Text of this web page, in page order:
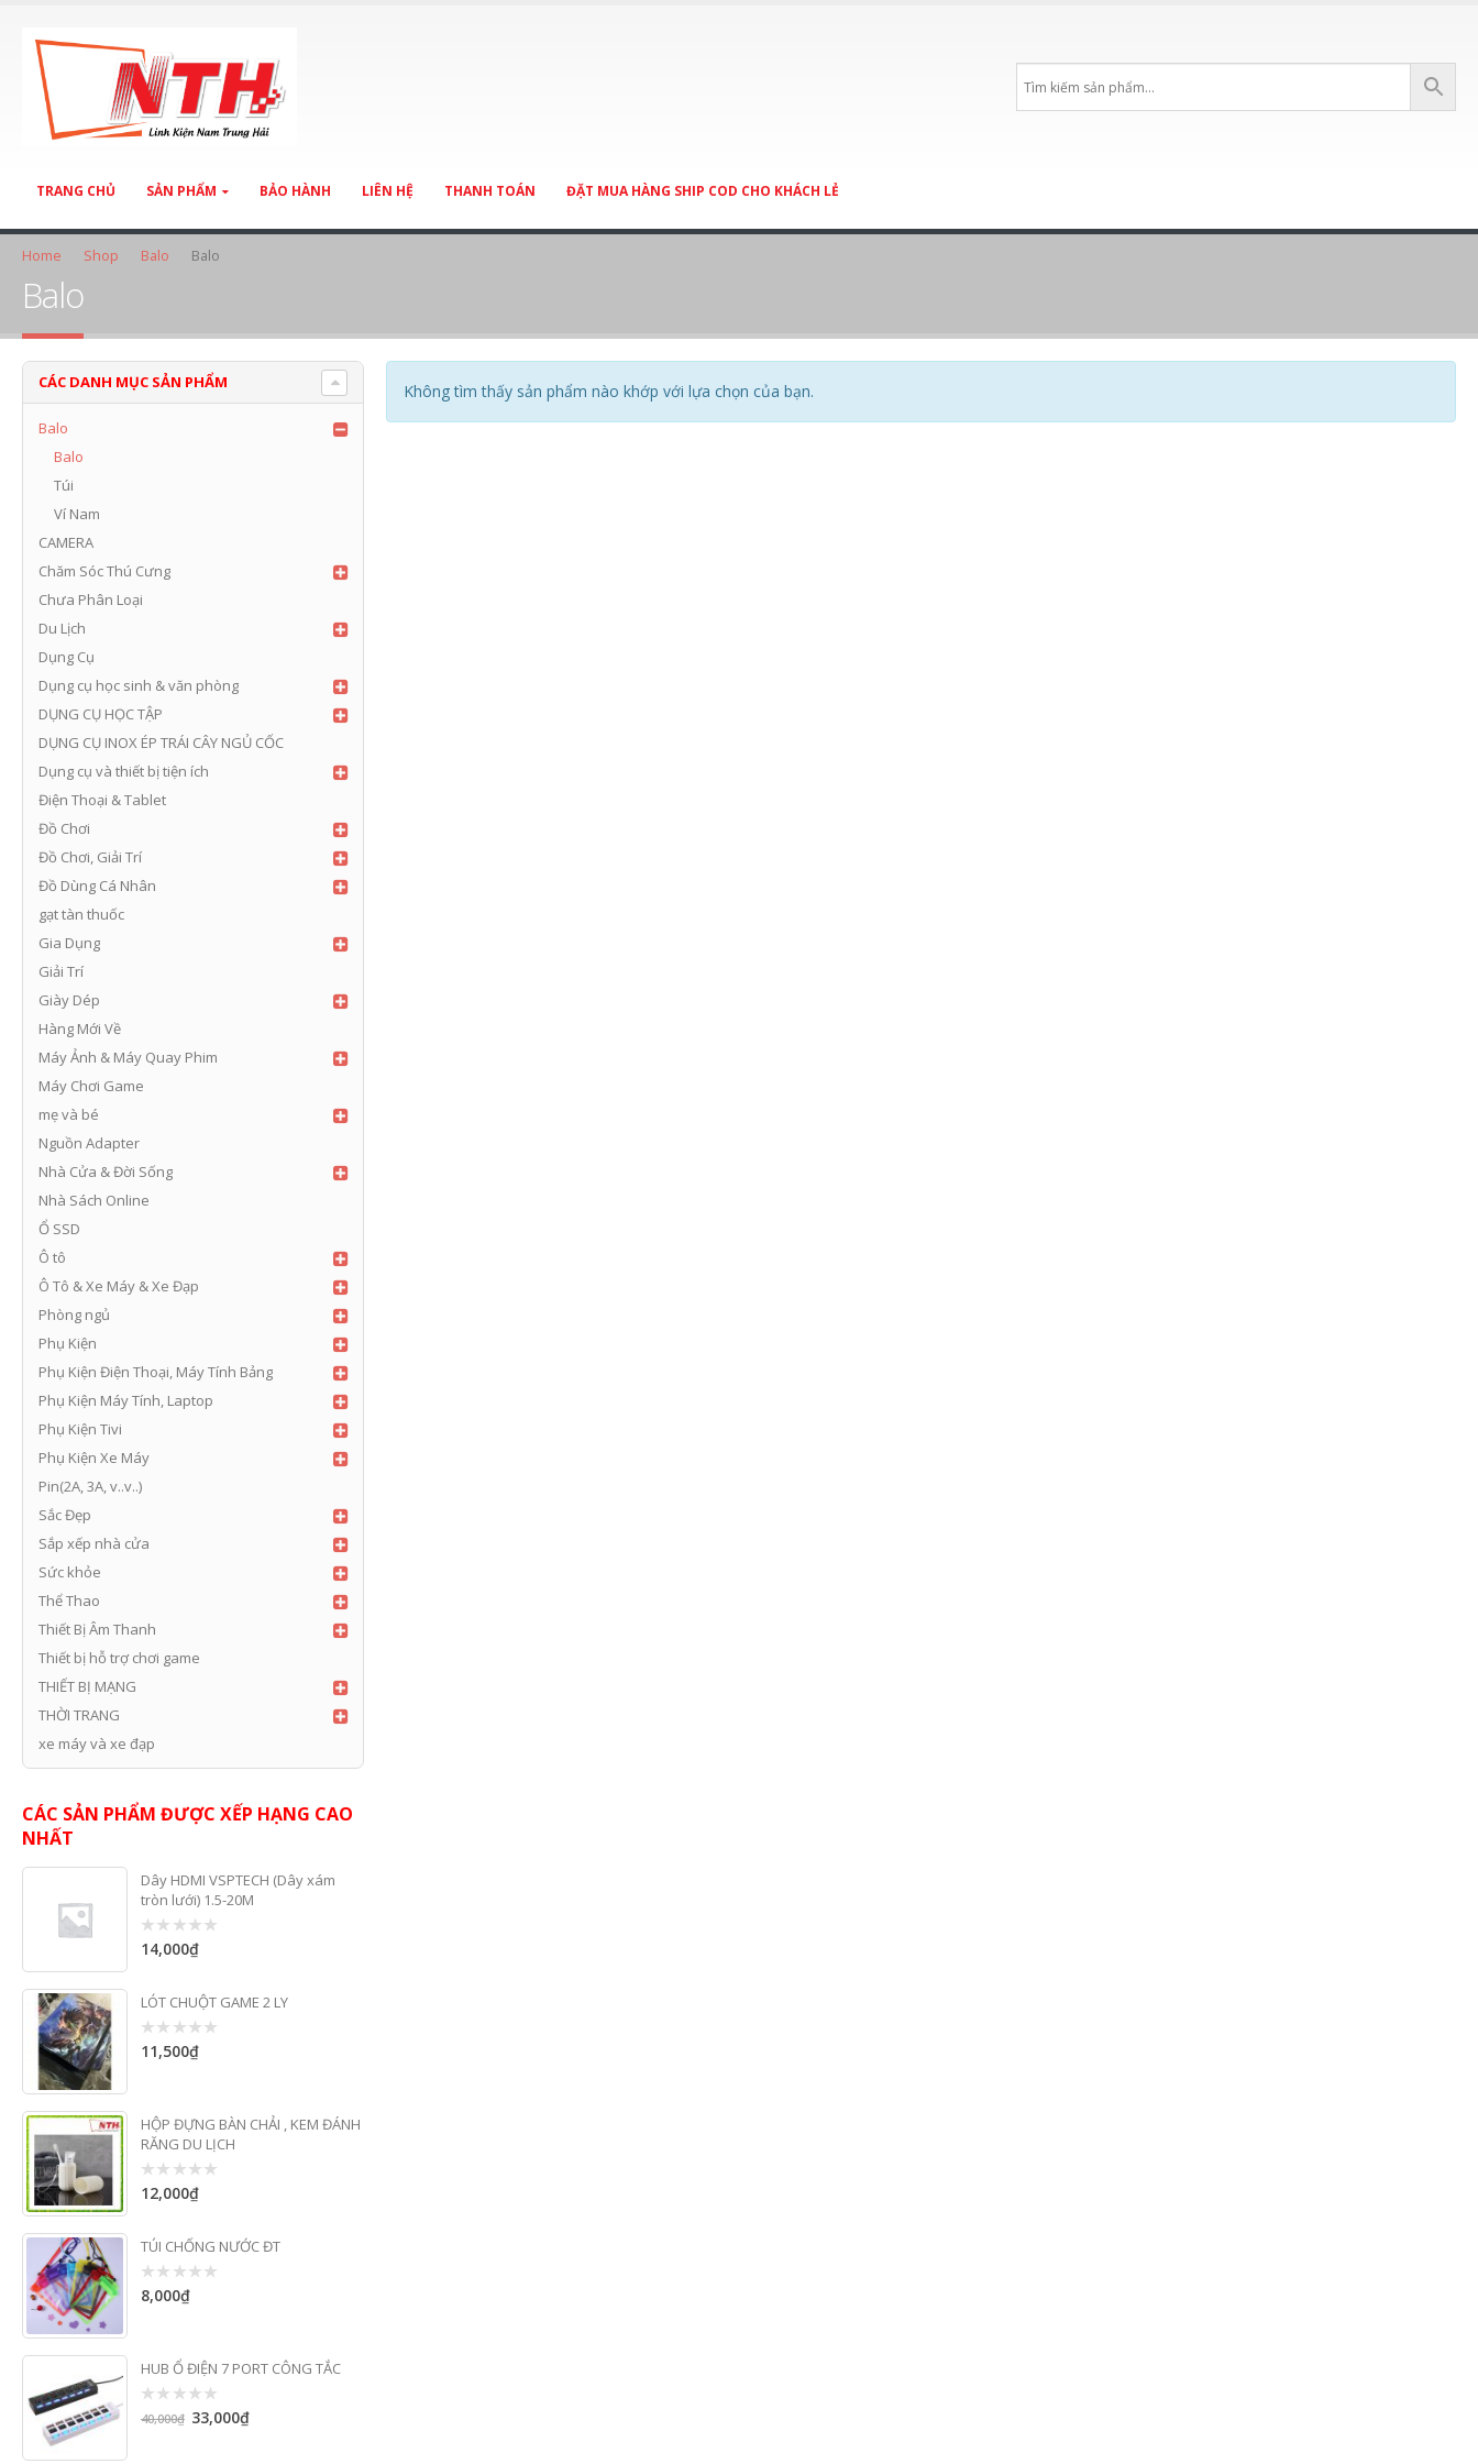
TRANG CHỦ SẢN PHẨM BẢO HÀNH LIÊN HỆ THANH TOÁN ĐẶT MUA HÀNG SHIP COD CHO KHÁCH LẺ
Home Shop Balo Balo
Balo
Không tìm thấy sản phẩm nào khớp với lựa chọn của bạn.
CÁC DANH MỤC SẢN PHẨM
Balo
Balo
Túi
Ví Nam
CAMERA
Chăm Sóc Thú Cưng
Chưa Phân Loại
Du Lịch
Dụng Cụ
Dụng cụ học sinh & văn phòng
DỤNG CỤ HỌC TẬP
DỤNG CỤ INOX ÉP TRÁI CÂY NGỦ CỐC
Dụng cụ và thiết bị tiện ích
Điện Thoại & Tablet
Đồ Chơi
Đồ Chơi, Giải Trí
Đồ Dùng Cá Nhân
gạt tàn thuốc
Gia Dụng
Giải Trí
Giày Dép
Hàng Mới Về
Máy Ảnh & Máy Quay Phim
Máy Chơi Game
mẹ và bé
Nguồn Adapter
Nhà Cửa & Đời Sống
Nhà Sách Online
Ổ SSD
Ô tô
Ô Tô & Xe Máy & Xe Đạp
Phòng ngủ
Phụ Kiện
Phụ Kiện Điện Thoại, Máy Tính Bảng
Phụ Kiện Máy Tính, Laptop
Phụ Kiện Tivi
Phụ Kiện Xe Máy
Pin(2A, 3A, v..v..)
Sắc Đẹp
Sắp xếp nhà cửa
Sức khỏe
Thể Thao
Thiết Bị Âm Thanh
Thiết bị hỗ trợ chơi game
THIẾT BỊ MẠNG
THỜI TRANG
xe máy và xe đạp
CÁC SẢN PHẨM ĐƯỢC XẾP HẠNG CAO
NHẤT
Dây HDMI VSPTECH (Dây xám
tròn lưới) 1.5-20M
0
out
14,000₫
LÓT CHUỘT GAME 2 LY
0
out
11,500₫
HỘP ĐỰNG BÀN CHẢI , KEM ĐÁNH
RĂNG DU LỊCH
0
out
12,000₫
TÚI CHỐNG NƯỚC ĐT
0
out
8,000₫
HUB Ổ ĐIỆN 7 PORT CÔNG TẮC
0
out
40,000₫ 33,000₫